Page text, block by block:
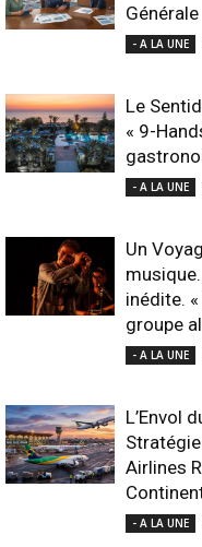
Générale
- A LA UNE
Le
« 9-
- A LA UNE
Un
inédite.
groupe
- A LA UNE
L’Envol
Airlines
- A LA UNE